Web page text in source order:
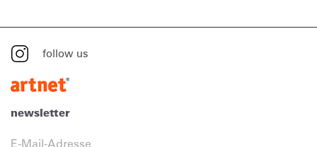
follow us
newsletter